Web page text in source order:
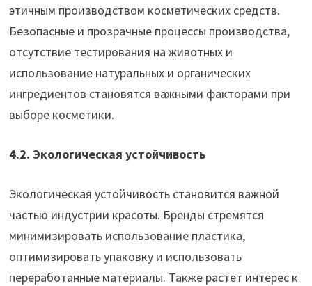
этичным производством косметических средств.
Безопасные и прозрачные процессы производства,
отсутствие тестирования на животных и
использование натуральных и органических
ингредиентов становятся важными факторами при
выборе косметики.
4.2. Экологическая устойчивость
Экологическая устойчивость становится важной
частью индустрии красоты. Бренды стремятся
минимизировать использование пластика,
оптимизировать упаковку и использовать
переработанные материалы. Также растет интерес к